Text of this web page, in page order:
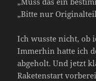
„Bitte nur
Ich wusste nicht, ob
Immerhin hatte ich
abgeholt. Und jetzt
Raketenstart